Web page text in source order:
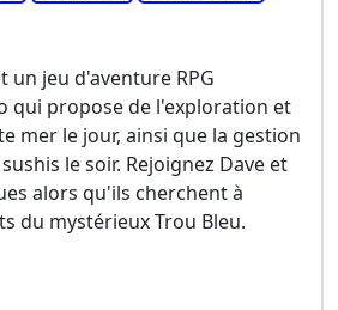
un jeu d'aventure RPG
qui propose de l'exploration et
mer le jour, ainsi que la gestion
le soir. Rejoignez Dave et
alors qu'ils cherchent à
du mystérieux Trou Bleu.